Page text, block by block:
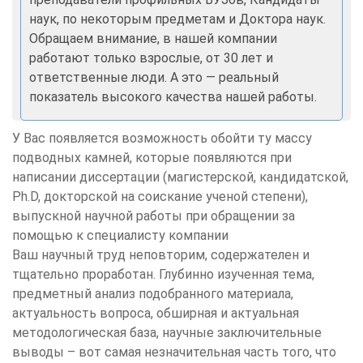
наук, по некоторым предметам и Доктора наук.
Обращаем внимание, в нашей компании
работают только взрослые, от 30 лет и
ответственные люди. А это — реальный
показатель высокого качества нашей работы.
У Вас появляется возможность обойти ту массу
подводных камней, которые появляются при
написании диссертации (магистерской, кандидатской,
Ph.D, докторской на соискание ученой степени),
выпускной научной работы при обращении за
помощью к специалисту компании
Ваш научный труд неповторим, содержателен и
тщательно проработан. Глубинно изученная тема,
предметный анализ подобранного материала,
актуальность вопроса, обширная и актуальная
методологическая база, научные заключительные
выводы – вот самая незначительная часть того, что